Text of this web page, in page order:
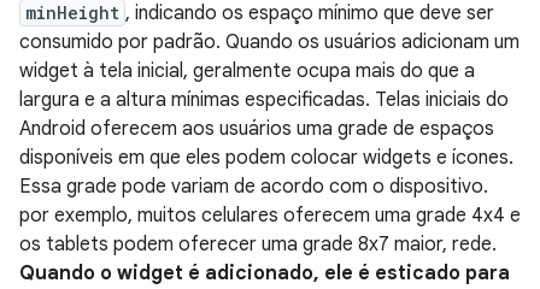
minHeight , indicando os espaço mínimo que deve ser
consumido por padrão. Quando os usuários adicionam um
widget à tela inicial, geralmente ocupa mais do que a
largura e a altura mínimas especificadas. Telas iniciais do
Android oferecem aos usuários uma grade de espaços
disponíveis em que eles podem colocar widgets e ícones.
Essa grade pode variam de acordo com o dispositivo.
por exemplo, muitos celulares oferecem uma grade 4x4 e
os tablets podem oferecer uma grade 8x7 maior, rede.
Quando o widget é adicionado, ele é esticado para